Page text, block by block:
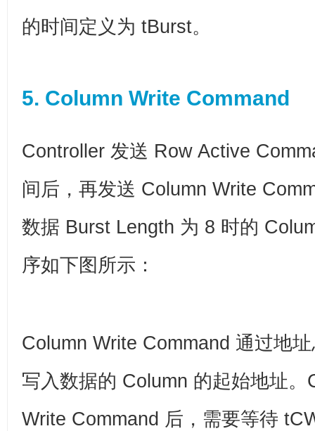
的时间定义为 tBurst。
5. Column Write Command
Controller 发送 Row Active
间后，再发送 Column Write
数据 Burst Length 为 8 时的
序如下图所示：
Column Write Command 通过地
写入数据的 Column 的起始地址
Write Command 后，需要等待